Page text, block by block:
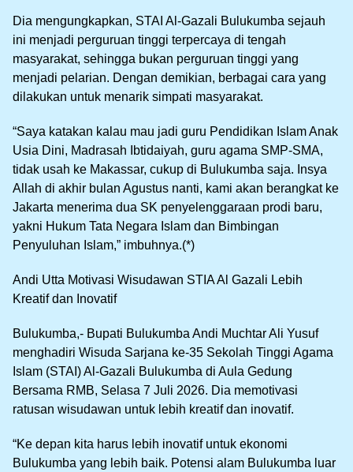
Dia mengungkapkan, STAI Al-Gazali Bulukumba sejauh
ini menjadi perguruan tinggi terpercaya di tengah
masyarakat, sehingga bukan perguruan tinggi yang
menjadi pelarian. Dengan demikian, berbagai cara yang
dilakukan untuk menarik simpati masyarakat.
“Saya katakan kalau mau jadi guru Pendidikan Islam Anak
Usia Dini, Madrasah Ibtidaiyah, guru agama SMP-SMA,
tidak usah ke Makassar, cukup di Bulukumba saja. Insya
Allah di akhir bulan Agustus nanti, kami akan berangkat ke
Jakarta menerima dua SK penyelenggaraan prodi baru,
yakni Hukum Tata Negara Islam dan Bimbingan
Penyuluhan Islam,” imbuhnya.(*)
Andi Utta Motivasi Wisudawan STIA Al Gazali Lebih
Kreatif dan Inovatif
Bulukumba,- Bupati Bulukumba Andi Muchtar Ali Yusuf
menghadiri Wisuda Sarjana ke-35 Sekolah Tinggi Agama
Islam (STAI) Al-Gazali Bulukumba di Aula Gedung
Bersama RMB, Selasa 7 Juli 2026. Dia memotivasi
ratusan wisudawan untuk lebih kreatif dan inovatif.
“Ke depan kita harus lebih inovatif untuk ekonomi
Bulukumba yang lebih baik. Potensi alam Bulukumba luar